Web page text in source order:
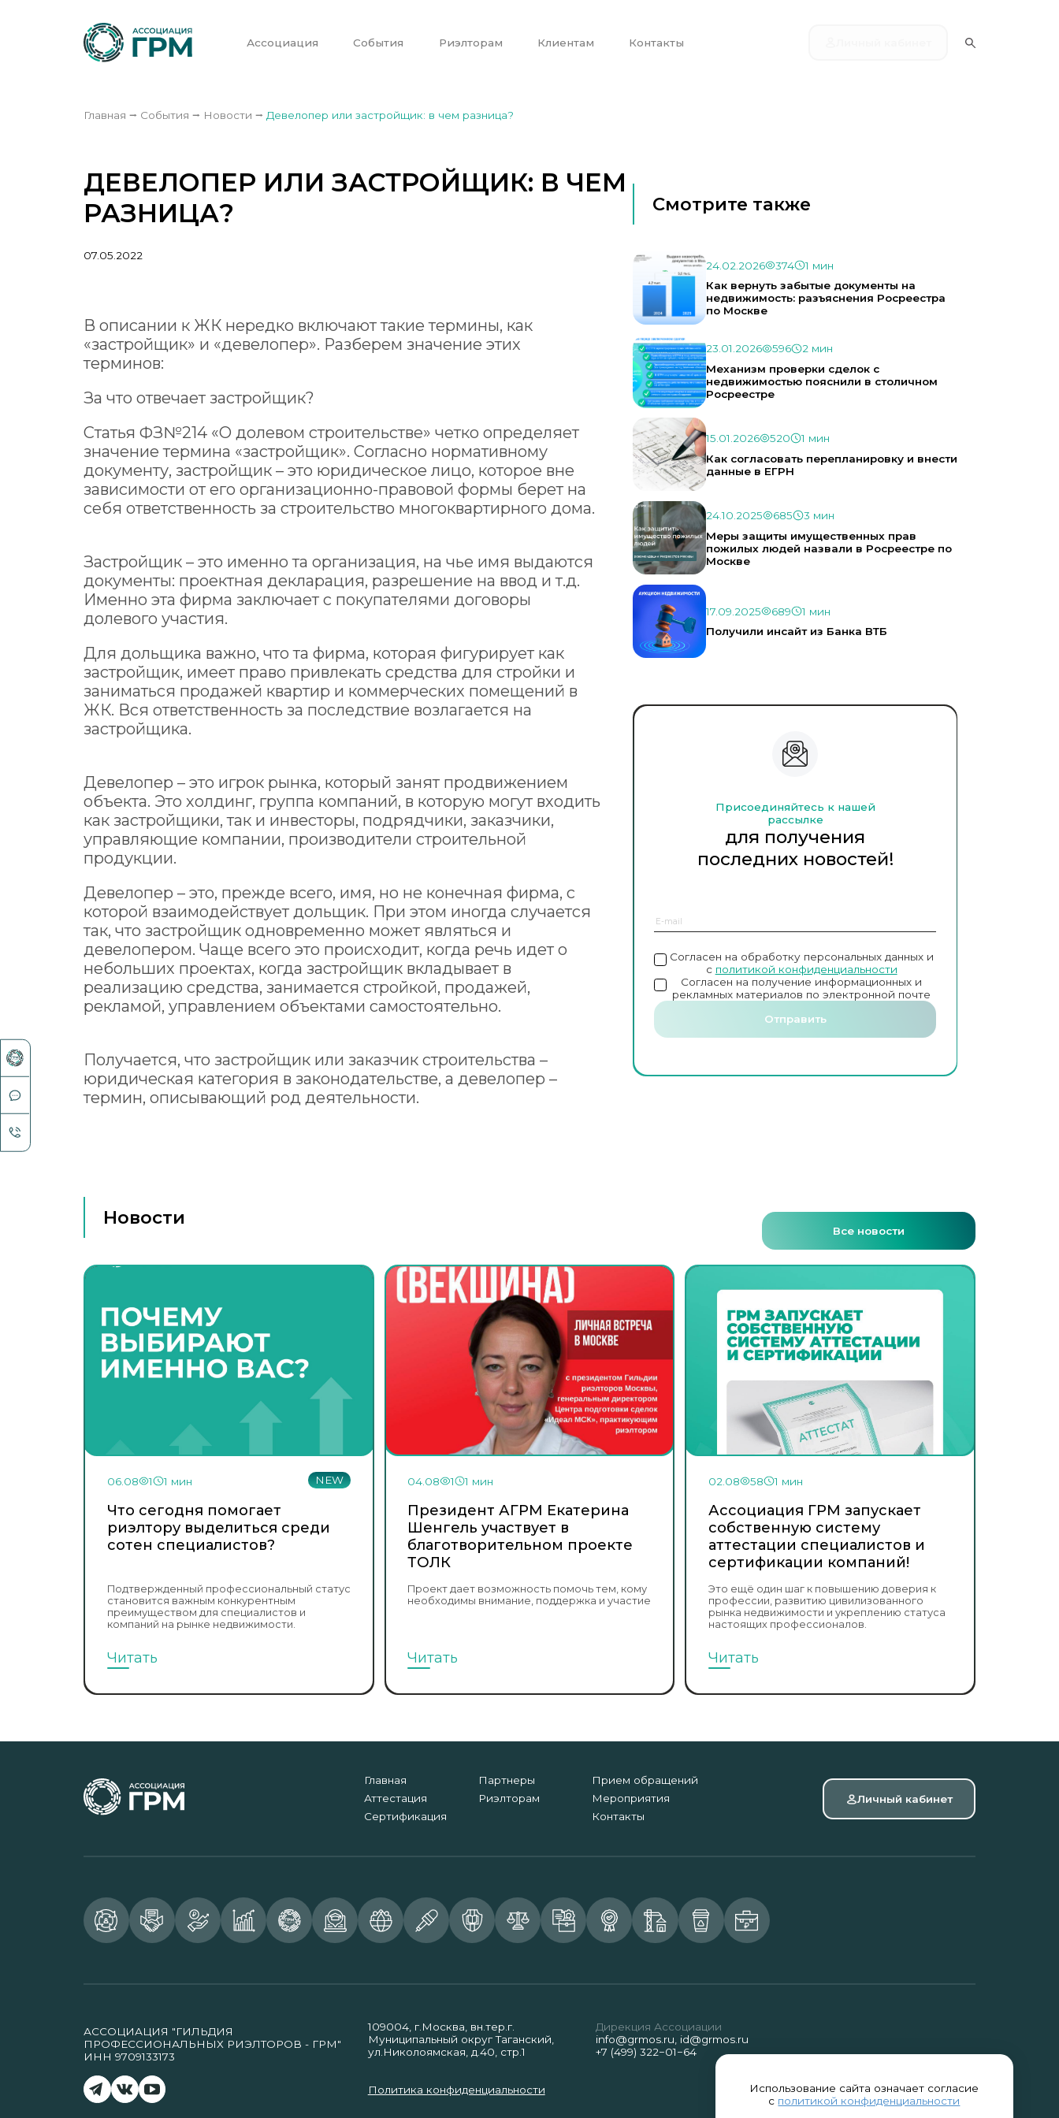
Ассоциация События Риэлторам Клиентам Контакты
Главная ⭢ События ⭢ Новости ⭢ Девелопер или застройщик: в чем разница?
ДЕВЕЛОПЕР ИЛИ ЗАСТРОЙЩИК: В ЧЕМ
РАЗНИЦА?
07.05.2022
В описании к ЖК нередко включают такие термины, как
«застройщик» и «девелопер». Разберем значение этих
терминов:
За что отвечает застройщик?
Статья ФЗ№214 «О долевом строительстве» четко определяет
значение термина «застройщик». Согласно нормативному
документу, застройщик – это юридическое лицо, которое вне
зависимости от его организационно-правовой формы берет на
себя ответственность за строительство многоквартирного дома.
Застройщик – это именно та организация, на чье имя выдаются
документы: проектная декларация, разрешение на ввод и т.д.
Именно эта фирма заключает с покупателями договоры
долевого участия.
Для дольщика важно, что та фирма, которая фигурирует как
застройщик, имеет право привлекать средства для стройки и
заниматься продажей квартир и коммерческих помещений в
ЖК. Вся ответственность за последствие возлагается на
застройщика.
Девелопер – это игрок рынка, который занят продвижением
объекта. Это холдинг, группа компаний, в которую могут входить
как застройщики, так и инвесторы, подрядчики, заказчики,
управляющие компании, производители строительной
продукции.
Девелопер – это, прежде всего, имя, но не конечная фирма, с
которой взаимодействует дольщик. При этом иногда случается
так, что застройщик одновременно может являться и
девелопером. Чаще всего это происходит, когда речь идет о
небольших проектах, когда застройщик вкладывает в
реализацию средства, занимается стройкой, продажей,
рекламой, управлением объектами самостоятельно.
Получается, что застройщик или заказчик строительства –
юридическая категория в законодательстве, а девелопер –
термин, описывающий род деятельности.
Смотрите также
24.02.2026 374
1 мин
Как вернуть забытые документы на
недвижимость: разъяснения Росреестра
по Москве
23.01.2026 596
2 мин
Механизм проверки сделок с
недвижимостью пояснили в столичном
Росреестре
15.01.2026 520
1 мин
Как согласовать перепланировку и внести
данные в ЕГРН
24.10.2025 685
3 мин
Меры защиты имущественных прав
пожилых людей назвали в Росреестре по
Москве
17.09.2025 689
1 мин
Получили инсайт из Банка ВТБ
Присоединяйтесь к нашей
рассылке
для получения
последних новостей!
Согласен на обработку персональных данных и
с политикой конфиденциальности
Согласен на получение информационных и
рекламных материалов по электронной почте
Отправить
Новости
Все новости
NEW
06.08 1 1 мин
Что сегодня помогает
риэлтору выделиться среди
сотен специалистов?
Подтвержденный профессиональный статус
становится важным конкурентным
преимуществом для специалистов и
компаний на рынке недвижимости.
Читать
04.08 1 1 мин
Президент АГРМ Екатерина
Шенгель участвует в
благотворительном проекте
ТОЛК
Проект дает возможность помочь тем, кому
необходимы внимание, поддержка и участие
Читать
02.08 58 1 мин
Ассоциация ГРМ запускает
собственную систему
аттестации специалистов и
сертификации компаний!
Это ещё один шаг к повышению доверия к
профессии, развитию цивилизованного
рынка недвижимости и укреплению статуса
настоящих профессионалов.
Читать
Использование сайта означает согласие
с политикой конфиденциальности
Главная
Аттестация
Сертификация
Партнеры
Риэлторам
Прием обращений
Мероприятия
Контакты
Личный кабинет
АССОЦИАЦИЯ "ГИЛЬДИЯ
ПРОФЕССИОНАЛЬНЫХ РИЭЛТОРОВ - ГРМ"
ИНН 9709133173
109004, г.Москва, вн.тер.г.
Муниципальный округ Таганский,
ул.Николоямская, д.40, стр.1
Дирекция Ассоциации
info@grmos.ru id@grmos.ru
+7 (499) 322−01−64
Политика конфиденциальности